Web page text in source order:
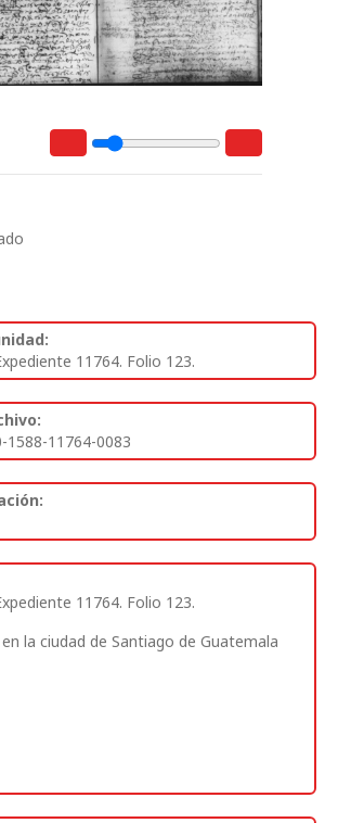
11764. Folio 123.
1588-11764-0083
11764. Folio 123.
la ciudad de Santiago de Guatemala